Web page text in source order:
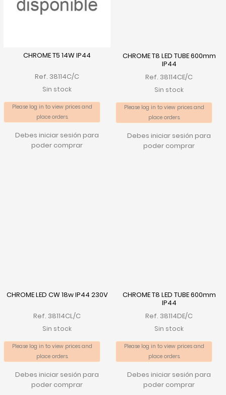
CHROME T5 14W IP44
Ref. 38114C/C
Sin stock
Please log in to view prices and
place orders.
Debes iniciar sesión para
poder comprar
CHROME T8 LED TUBE 600mm
IP44
Ref. 38114CE/C
Sin stock
Please log in to view prices and
place orders.
Debes iniciar sesión para
poder comprar
CHROME LED CW 18w IP44 230V
Ref. 38114CL/C
Sin stock
Please log in to view prices and
place orders.
Debes iniciar sesión para
poder comprar
CHROME T8 LED TUBE 600mm
IP44
Ref. 38114DE/C
Sin stock
Please log in to view prices and
place orders.
Debes iniciar sesión para
poder comprar